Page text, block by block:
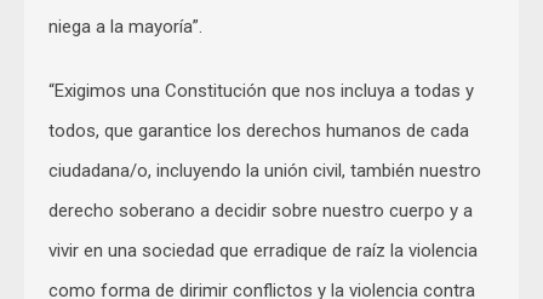
niega a la mayoría”.
“Exigimos una Constitución que nos incluya a todas y
todos, que garantice los derechos humanos de cada
ciudadana/o, incluyendo la unión civil, también nuestro
derecho soberano a decidir sobre nuestro cuerpo y a
vivir en una sociedad que erradique de raíz la violencia
como forma de dirimir conflictos y la violencia contra